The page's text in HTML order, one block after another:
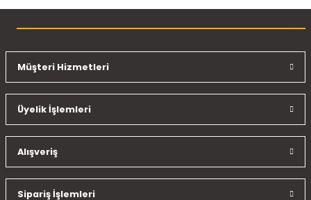
konularda yetersiz gördüğünüz noktaları öneri formunu
Ürün resmi kalitesiz, bozuk veya görüntülenemiyor.
Ürün açıklamasında eksik bilgiler bulunuyor.
Ürün fiyatı diğer sitelerden daha pahalı.
Bu ürüne benzer farklı alternatifler olmalı.
Müşteri Hizmetleri
Üyelik İşlemleri
Alışveriş
Sipariş İşlemleri